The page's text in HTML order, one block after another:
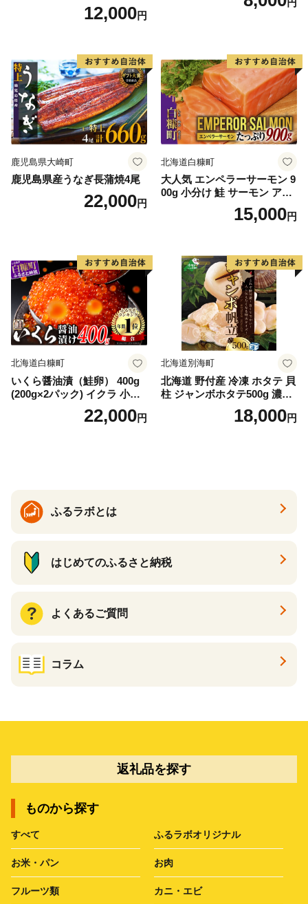
12,000円
鹿児島県大崎町
鹿児島県産うなぎ長蒲焼4尾
22,000円
北海道白糠町
大人気 エンペラーサーモン 9
00g 小分け 鮭 サーモン アト
ランティックサーモン 水産
庁長官賞 受賞 さけ シャケ し
満足 美味しい 贈答 生食用 刺
身 お刺身 刺し身 魚介類 海鮮
冷凍 厚切り 薄切り ふるさと
納税 ふるさとチョイス チョ
イス 北海道 白糠町
15,000円
北海道白糠町
いくら醤油漬（鮭卵） 400g
(200g×2パック) イクラ 小分
け いくら醤油漬 鮭いくら い
くら醤油漬け 鮭 鮭卵 ikura
22,000円
北海道別海町
北海道 野付産 冷凍 ホタテ 貝
柱 ジャンボホタテ500g 濃厚
な旨味と甘み （ほたて ホタ
テ 帆立 貝柱 ホタテ貝柱 大玉
18,000円
ふるラボとは
はじめてのふるさと納税
よくあるご質問
コラム
返礼品を探す
ものから探す
すべて ふるラボオリジナル
お米・パン お肉
フルーツ類 カニ・エビ